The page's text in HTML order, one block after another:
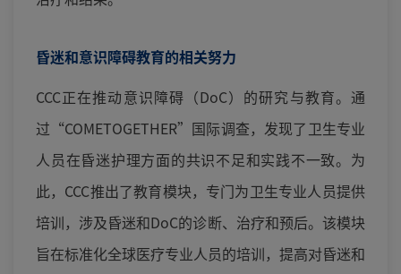
昏迷和意识障碍教育的相关努力
CCC正在推动意识障碍（DoC）的研究与教育。通
过“COMETOGETHER”国际调查，发现了卫生专业
人员在昏迷护理方面的共识不足和实践不一致。为
此，CCC推出了教育模块，专门为卫生专业人员提供
培训，涉及昏迷和DoC的诊断、治疗和预后。该模块
旨在标准化全球医疗专业人员的培训，提高对昏迷和